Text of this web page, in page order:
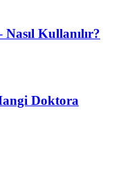
Kullanılır?
Doktora